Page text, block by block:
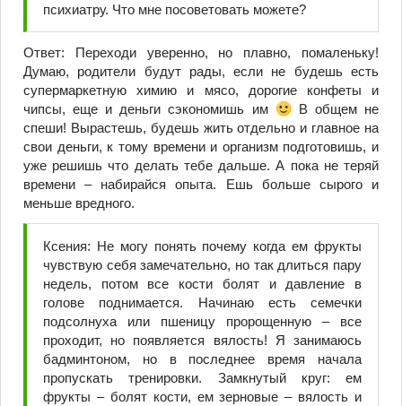
психиатру. Что мне посоветовать можете?
Ответ: Переходи уверенно, но плавно, помаленьку!
Думаю, родители будут рады, если не будешь есть
супермаркетную химию и мясо, дорогие конфеты и
чипсы, еще и деньги сэкономишь им
В общем не
спеши! Вырастешь, будешь жить отдельно и главное на
свои деньги, к тому времени и организм подготовишь, и
уже решишь что делать тебе дальше. А пока не теряй
времени – набирайся опыта. Ешь больше сырого и
меньше вредного.
Ксения: Не могу понять почему когда ем фрукты
чувствую себя замечательно, но так длиться пару
недель, потом все кости болят и давление в
голове поднимается. Начинаю есть семечки
подсолнуха или пшеницу пророщенную – все
проходит, но появляется вялость! Я занимаюсь
бадминтоном, но в последнее время начала
пропускать тренировки. Замкнутый круг: ем
фрукты – болят кости, ем зерновые – вялость и